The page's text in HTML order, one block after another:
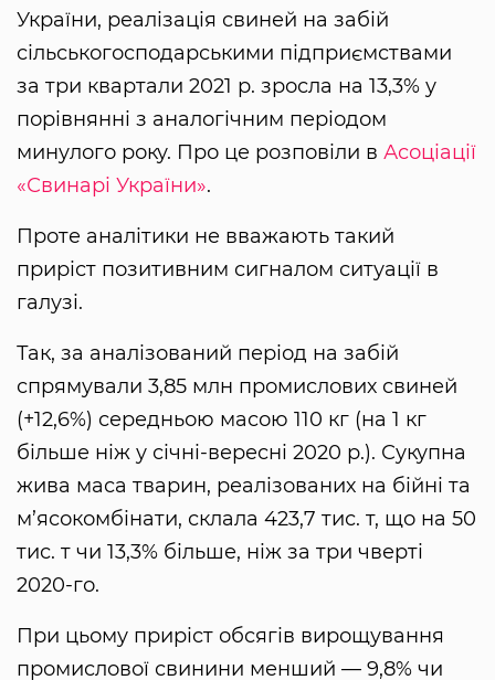
України, реалізація свиней на забій
сільськогосподарськими підприємствами
за три квартали 2021 р. зросла на 13,3% у
порівнянні з аналогічним періодом
минулого року. Про це розповіли в Асоціації
«Свинарі України».
Проте аналітики не вважають такий
приріст позитивним сигналом ситуації в
галузі.
Так, за аналізований період на забій
спрямували 3,85 млн промислових свиней
(+12,6%) середньою масою 110 кг (на 1 кг
більше ніж у січні-вересні 2020 р.). Сукупна
жива маса тварин, реалізованих на бійні та
м’ясокомбінати, склала 423,7 тис. т, що на 50
тис. т чи 13,3% більше, ніж за три чверті
2020-го.
При цьому приріст обсягів вирощування
промислової свинини менший — 9,8% чи